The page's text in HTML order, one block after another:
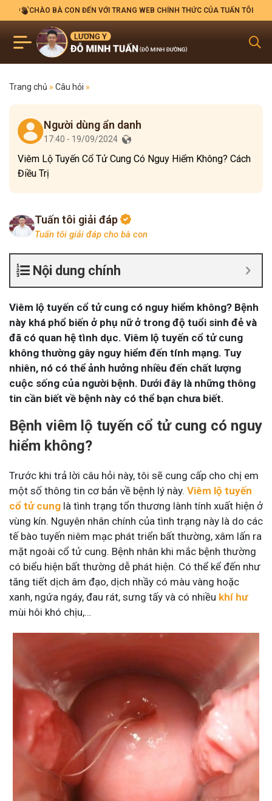
CHÀO BÀ CON ĐẾN VỚI TRANG WEB CHÍNH THỨC CỦA TUẤN TÔI
Trang chủ » Câu hỏi »
Người dùng ẩn danh
17:40 - 19/09/2024
Viêm Lộ Tuyến Cổ Tử Cung Có Nguy Hiểm Không? Cách
Điều Trị
Tuấn tôi giải đáp
Tuấn tôi giải đáp cho bà con
Nội dung chính
Viêm lộ tuyến cổ tử cung có nguy hiểm không? Bệnh
này khá phổ biến ở phụ nữ ở trong độ tuổi sinh đẻ và
đã có quan hệ tình dục. Viêm lộ tuyến cổ tử cung
không thường gây nguy hiểm đến tính mạng. Tuy
nhiên, nó có thể ảnh hưởng nhiều đến chất lượng
cuộc sống của người bệnh. Dưới đây là những thông
tin cần biết về bệnh này có thể bạn chưa biết.
Bệnh viêm lộ tuyến cổ tử cung có nguy
hiểm không?
Trước khi trả lời câu hỏi này, tôi sẽ cung cấp cho chị em
một số thông tin cơ bản về bệnh lý này. Viêm lộ tuyến
cổ tử cung là tình trạng tổn thương lành tính xuất hiện ở
vùng kín. Nguyên nhân chính của tình trạng này là do các
tế bào tuyến niêm mạc phát triển bất thường, xâm lấn ra
mặt ngoài cổ tử cung. Bệnh nhân khi mắc bệnh thường
có biểu hiện bất thường dễ phát hiện. Có thể kể đến như
tăng tiết dịch âm đạo, dịch nhầy có màu vàng hoặc
xanh, ngứa ngáy, đau rát, sưng tấy và có nhiều khí hư
mùi hôi khó chịu,…